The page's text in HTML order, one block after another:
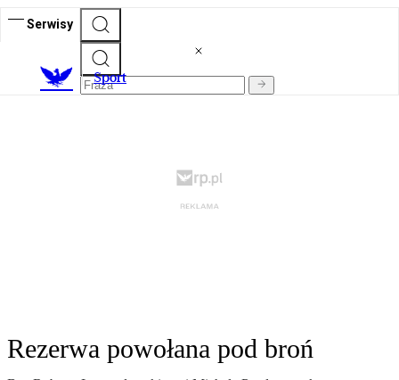
Serwisy
Sport
Rezerwa powołana pod broń